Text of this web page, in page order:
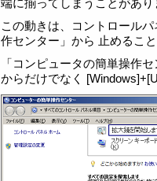
端に揃ってしまうことがあり
この動きは、コントロール
作センター」から 止めるこ
「コンピュータの簡単操作
からだけでなく